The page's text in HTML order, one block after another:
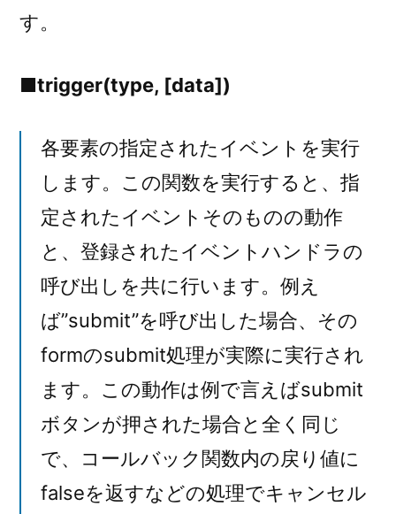
す。
■trigger(type, [data])
各要素の指定されたイベントを実行
します。この関数を実行すると、指
定されたイベントそのものの動作
と、登録されたイベントハンドラの
呼び出しを共に行います。例え
ば”submit”を呼び出した場合、その
formのsubmit処理が実際に実行され
ます。この動作は例で言えばsubmit
ボタンが押された場合と全く同じ
で、コールバック関数内の戻り値に
falseを返すなどの処理でキャンセル